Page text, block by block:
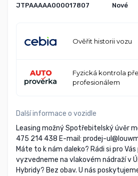
JTPAAAAA000017807
Nové
Ověřit historii vozu
Fyzická kontrola
profesionálem
Další informace o vozidle
Leasing možný Spotřebitelský úvěr
475 214 438 E-mail: prodej-
Máte to k nám daleko? Rádi si pro
vyzvedneme na vlakovém nádraží v
Hybridy? Bez obav. U nás